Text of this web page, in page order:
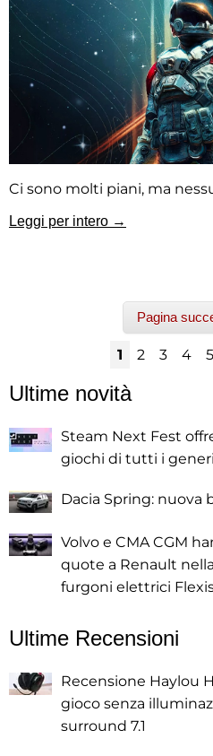
Ci sono molti piani, ma
Leggi per intero →
Pagina
1 2 3 4 5
Ultime novità
Steam Next Fest
giochi di tutti i
Dacia Spring: nuova
Volvo e CMA CGM
quote a Renault
furgoni elettrici
Ultime Recensioni
Recensione Haylou
gioco senza
surround 7.1